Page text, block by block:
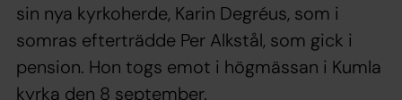
sin nya kyrkoherde, Karin Degréus, som i
somras efterträdde Per Alkstål, som gick i
pension. Hon togs emot i högmässan i Kumla
kyrka den 8 september.